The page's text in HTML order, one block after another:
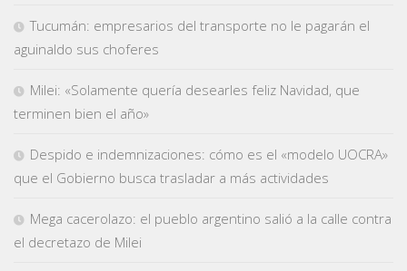
Tucumán: empresarios del transporte no le pagarán el
aguinaldo sus choferes
Milei: «Solamente quería desearles feliz Navidad, que
terminen bien el año»
Despido e indemnizaciones: cómo es el «modelo UOCRA»
que el Gobierno busca trasladar a más actividades
Mega cacerolazo: el pueblo argentino salió a la calle contra
el decretazo de Milei